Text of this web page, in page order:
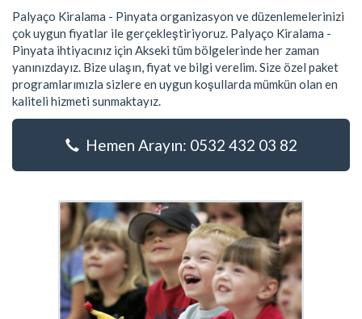
Palyaço Kiralama - Pinyata organizasyon ve düzenlemelerinizi
çok uygun fiyatlar ile gerçekleştiriyoruz. Palyaço Kiralama -
Pinyata ihtiyacınız için Akseki tüm bölgelerinde her zaman
yanınızdayız. Bize ulaşın, fiyat ve bilgi verelim. Size özel paket
programlarımızla sizlere en uygun koşullarda mümkün olan en
kaliteli hizmeti sunmaktayız.
Hemen Arayın: 0532 432 03 82